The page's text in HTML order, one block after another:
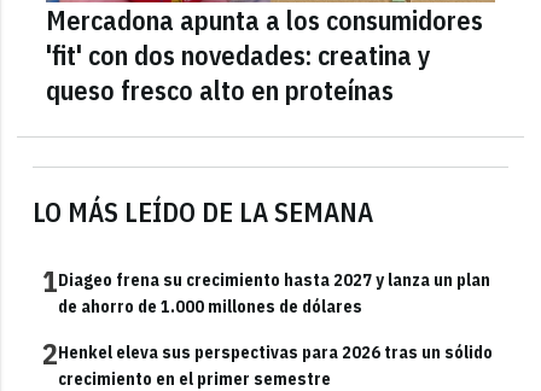
LO MÁS LEÍDO DE LA SEMANA
1Diageo frena su crecimiento hasta 2027 y lanza un plan
de ahorro de 1.000 millones de dólares
2Henkel eleva sus perspectivas para 2026 tras un sólido
crecimiento en el primer semestre
Mercadona apunta a los consumidores
'fit' con dos novedades: creatina y
queso fresco alto en proteínas